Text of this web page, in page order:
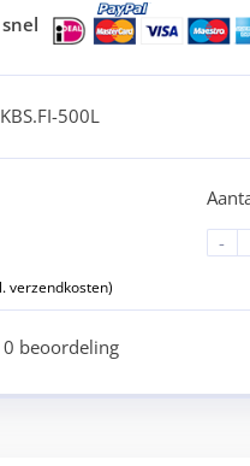
KBS.FI-500L
-
0 beoordeling